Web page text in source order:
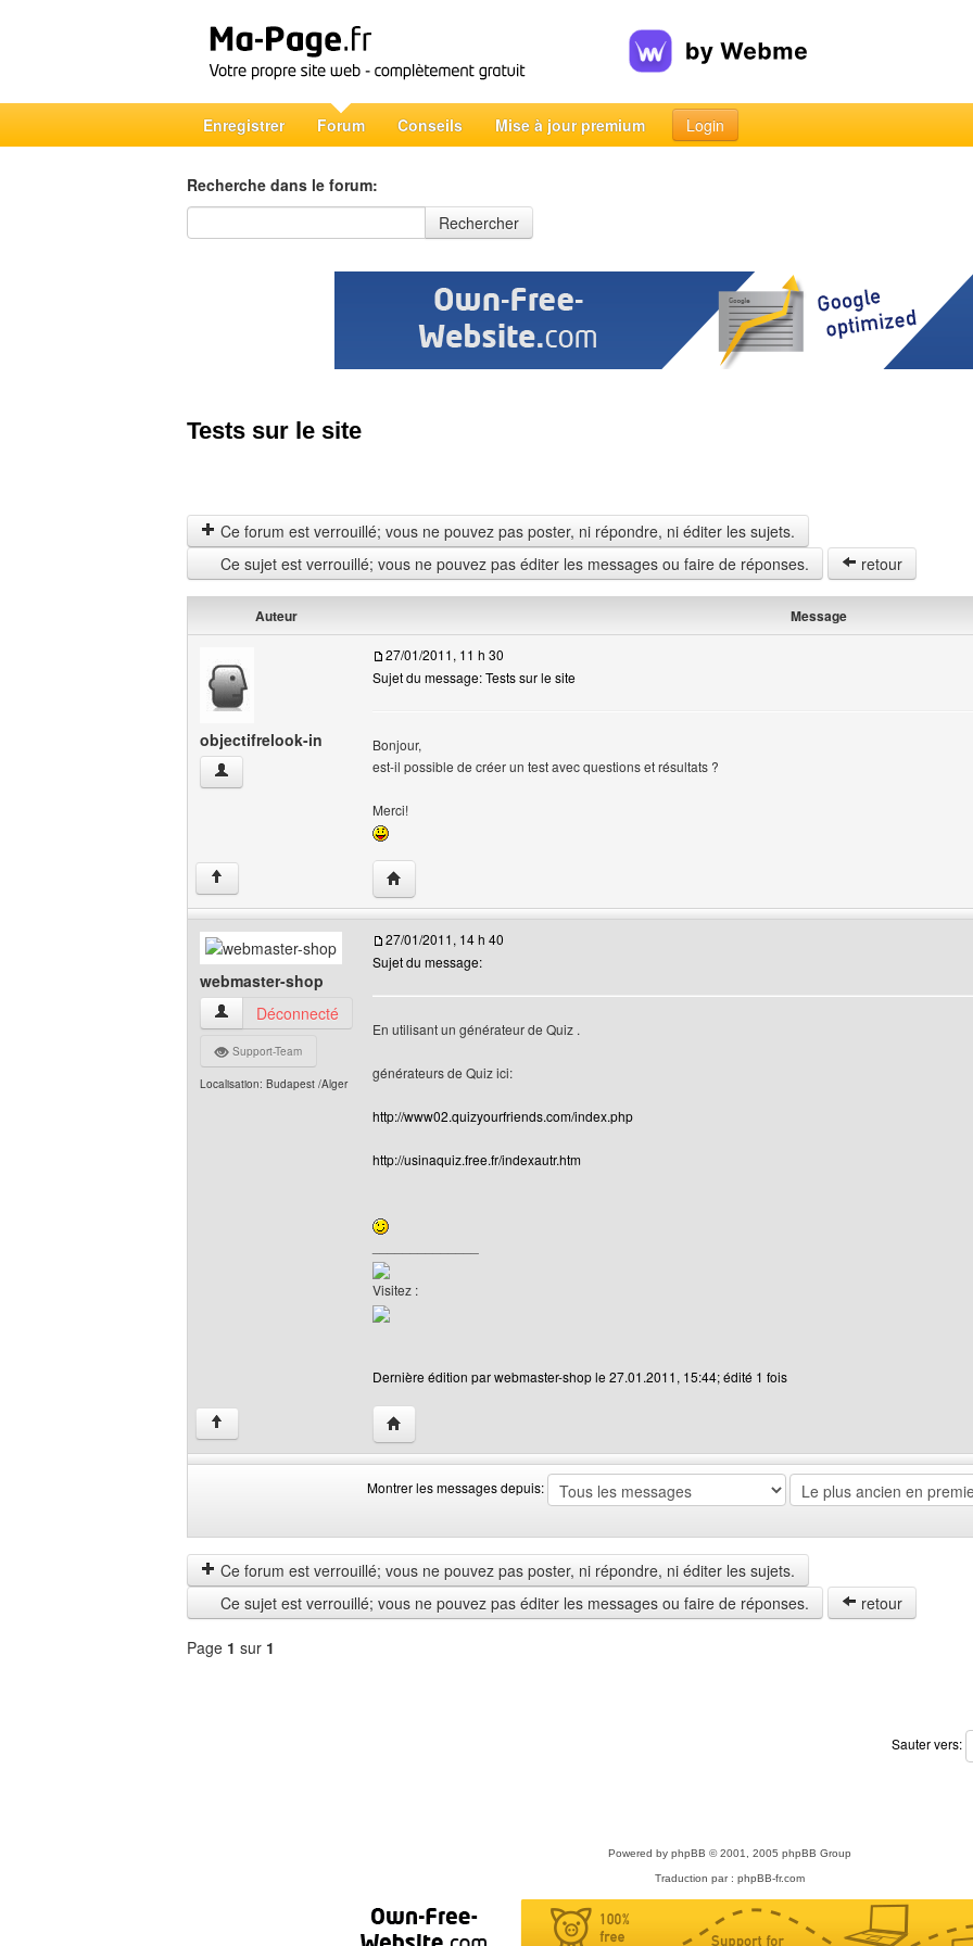
Enregistrer Forum Conseils Mise à jour premium Login
Recherche dans le forum:
Recherche dans le forum
Rechercher
Tests sur le site
Ce forum est verrouillé; vous ne pouvez pas poster, ni répondre, ni éditer les sujets.
Ce sujet est verrouillé; vous ne pouvez pas éditer les messages ou faire de réponses.
retour
Auteur Message
objectifrelook-in
objectifrelook-in Voir le profil de l'utilisateur
27/01/2011, 11 h 30
Sujet du message: Tests sur le site
Bonjour,
est-il possible de créer un test avec questions et résultats ?
Merci!
↑ Visiter le site web de l'utilisateur: objectifrelook-in
webmaster-shop
webmaster-shop Voir le profil de l'utilisateur
Déconnecté
Support-Team
Localisation: Budapest /Alger
27/01/2011, 14 h 40
Sujet du message:
En utilisant un générateur de Quiz .
générateurs de Quiz ici:
http://www02.quizyourfriends.com/index.php
http://usinaquiz.free.fr/indexautr.htm
Visitez :
Dernière édition par webmaster-shop le 27.01.2011, 15:44; édité 1 fois
↑ Visiter le site web de l'utilisateur: webmaster-shop
Montrer les messages depuis:
les
messages
depuis
by
Ce forum est verrouillé; vous ne pouvez pas poster, ni répondre, ni éditer les sujets.
Ce sujet est verrouillé; vous ne pouvez pas éditer les messages ou faire de réponses.
retour
Page 1 sur 1
Sauter vers:
Powered by phpBB © 2001, 2005 phpBB Group
Traduction par : phpBB-fr.com